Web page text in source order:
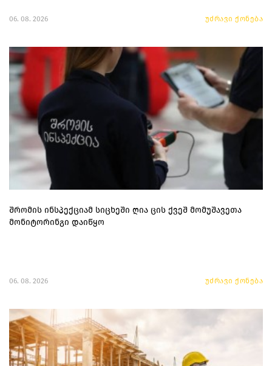
06. 08. 2026 უძრავი ქონება
შრომის ინსპექციამ სიცხეში ღია ცის ქვეშ მომუშავეთა
მონიტორინგი დაიწყო
06. 08. 2026 უძრავი ქონება